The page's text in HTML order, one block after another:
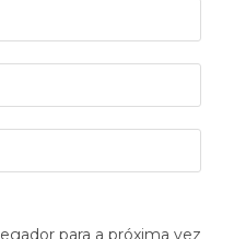
para a próxima vez